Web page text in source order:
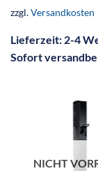
zzgl.Versandkosten
Lieferzeit: 2-4
Sofort
NICHT